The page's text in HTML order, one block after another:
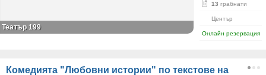
13 грабнати
Център
Онлайн резервация
Театър 199
Комедията "Любовни истории" по текстове на